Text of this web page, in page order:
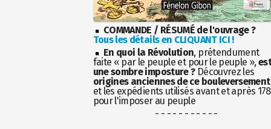
COMMANDE / RÉSUMÉ de l'ouvrage ?
Tous les détails en CLIQUANT ICI !
En quoi la Révolution, prétendument
faite « par le peuple et pour le peuple »,
une sombre imposture ?Découvrez les
origines anciennes de ce bouleversement
et les expédients utilisés avant et après
pour l'imposer au peuple
- - - - - - - - - - -